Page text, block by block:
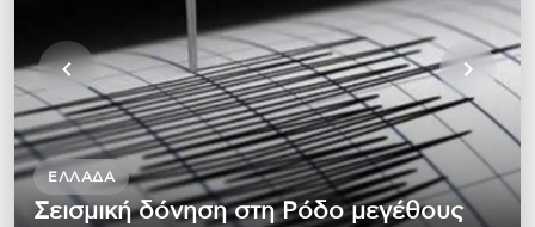
ΕΛΛΆΔΑ
Σεισμική δόνηση στη Ρόδο μεγέθους